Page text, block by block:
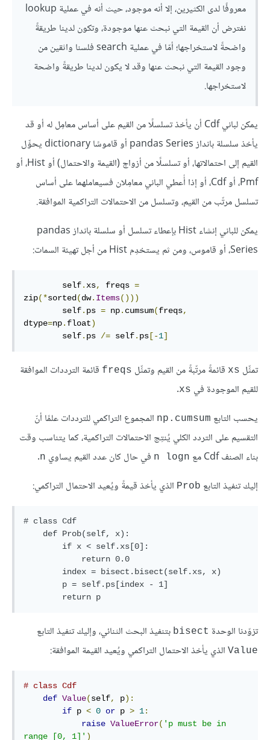
معروفًا لدى الكثيرين، إلا أنه موجود، حيث أنه في عملية lookup
نفترض أن القيمة التي نبحث عنها موجودة، وتكون لدينا طريقةً
واضحةً لاستخراجها؛ أمّا في عملية search فلسنا واثقين من
وجود القيمة التي نبحث عنها وقد لا يكون لدينا طريقةً واضحة
لاستخراجها.
يمكن لباني Cdf أن يأخذ تسلسلًا من القيم على أساس معامِل له أو قد
يأخذ سلسلة بانداز pandas Series أو قاموسًا dictionary يحوِّل
القيم إلى احتمالاتها، أو تسلسلًا من أزواج (القيمة والاحتمال) أو Hist، أو
Pmf، أو Cdf، أو إذا أُعطي الباني معامِلان فسيعاملهما على أساس
تسلسل مرتّب من القيم، وتسلسل من الاحتمالات التراكمية الموافقة.
يمكن للباني إنشاء Hist بإعطاء تسلسل أو سلسلة بانداز pandas
Series، أو قاموس، ومن ثم يستخدِم Hist من أجل تهيئة السمات:
        self
. xs, freqs =
zip(*sorted (dw. Items()))
        self
. ps = np. cumsum(freqs,
dtype=np. float)
        self
. ps /= self. ps [-1]
تمثِّل xs قائمةً مرتّبةً من القيم وتمثِّل freqs قائمة الترددات الموافقة
للقيم الموجودة في xs
.
يحسب التابع np.cumsum المجموع التراكمي للترددات علمًا أنّ
التقسيم على التردد الكلي يُنتِج الاحتمالات التراكمية، كما يتناسب وقت
بناء الصنف Cdf مع
n logn في حال كان عدد القيم يساوي n
.
إليك تنفيذ التابع Prob الذي يأخذ قيمةً ويُعيد الاحتمال التراكمي:
# class Cdf
تزوّدنا الوحدة bisect بتنفيذ البحث الثنائي، وإليك تنفيذ التابع
Value الذي يأخذ الاحتمال التراكمي ويُعيد القيمة الموافقة:
# class Cdf
def Value(self, p):
if p < 0 or p > 1:
raise ValueError( 'p must be in
range [0, 1]' )